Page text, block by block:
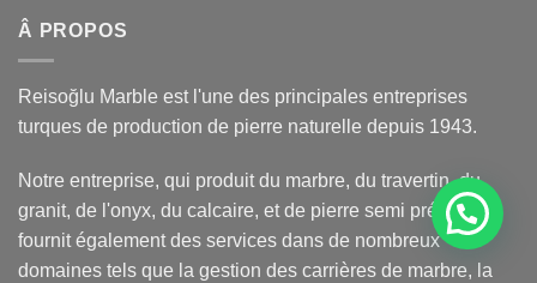
Â PROPOS
Reisoğlu Marble est l'une des principales entreprises
turques de production de pierre naturelle depuis 1943.
Notre entreprise, qui produit du marbre, du travertin, du
granit, de l'onyx, du calcaire, et de pierre semi précieuse,
fournit également des services dans de nombreux
domaines tels que la gestion des carrières de marbre, la